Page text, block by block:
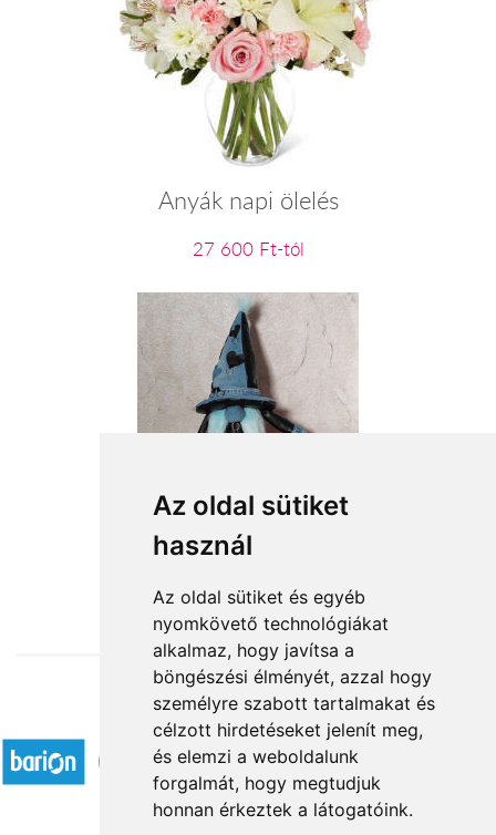
Az oldal sütiket
használ
Az oldal sütiket és egyéb
nyomkövető technológiákat
alkalmaz, hogy javítsa a
böngészési élményét, azzal hogy
személyre szabott tartalmakat és
célzott hirdetéseket jelenít meg,
és elemzi a weboldalunk
forgalmát, hogy megtudjuk
honnan érkeztek a látogatóink.
Anyák napi ölelés
27 600 Ft-tól
I love rock & roll
Elfogadott fizetési módok